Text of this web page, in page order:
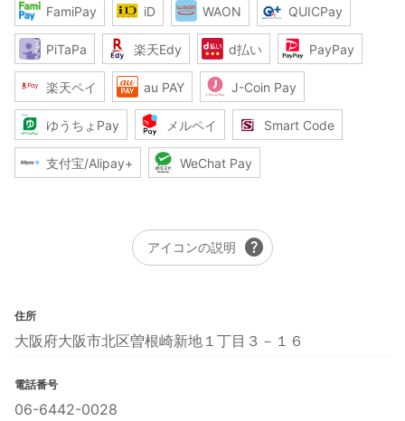
FamiPay iD WAON QUICPay
PiTaPa 楽天Edy d払い PayPay
楽天ペイ au PAY J-Coin Pay
ゆうちょPay メルペイ Smart Code
支付宝/Alipay+ WeChat Pay
アイコンの説明 help
住所
大阪府大阪市北区曽根崎新地１丁目３－１６
電話番号
06-6442-0028